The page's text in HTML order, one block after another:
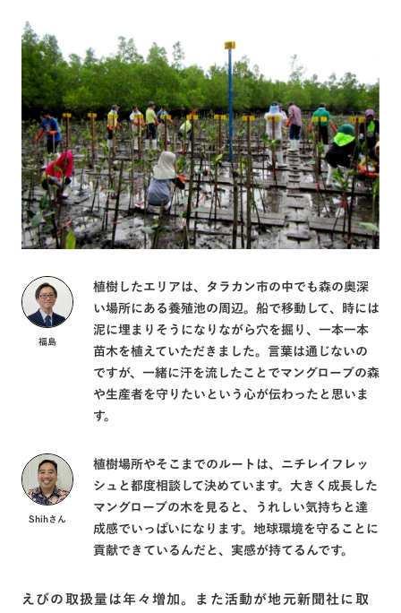
福島
植樹したエリアは、タラカン市の中でも森の奥深
い場所にある養殖池の周辺。船で移動して、時には
泥に埋まりそうになりながら穴を掘り、一本一本
苗木を植えていただきました。言葉は通じないの
ですが、一緒に汗を流したことでマングローブの森
や生産者を守りたいという心が伝わったと思いま
す。
Shihさん
植樹場所やそこまでのルートは、ニチレイフレッ
シュと都度相談して決めています。大きく成長した
マングローブの木を見ると、うれしい気持ちと達
成感でいっぱいになります。地球環境を守ることに
貢献できているんだと、実感が持てるんです。
えびの取扱量は年々増加。また活動が地元新聞社に取